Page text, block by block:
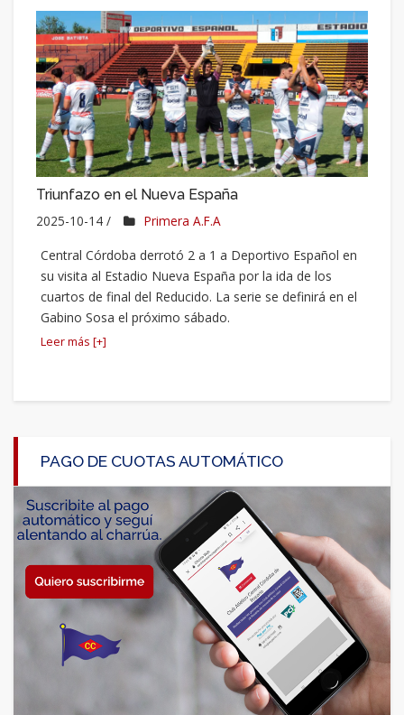
Triunfazo en el Nueva España
2025-10-14 /
Primera A.F.A
Central Córdoba derrotó 2 a 1 a Deportivo Español en
su visita al Estadio Nueva España por la ida de los
cuartos de final del Reducido. La serie se definirá en el
Gabino Sosa el próximo sábado.
Leer más [+]
PAGO DE CUOTAS AUTOMÁTICO